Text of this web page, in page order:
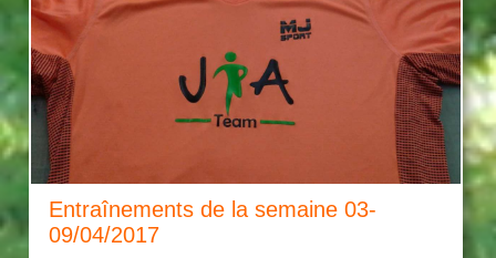
Entraînements de la semaine 03-
09/04/2017